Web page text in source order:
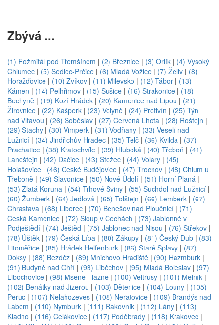
Zbývá ...
(1) Rožmitál pod Třemšínem | (2) Březnice | (3) Orlík | (4) Vysoký
Chlumec | (5) Sedlec-Prčice | (6) Mladá Vožice | (7) Želiv | (8)
Horažďovice | (10) Zvíkov | (11) Milevsko | (12) Tábor | (13)
Kámen | (14) Pelhřimov | (15) Sušice | (16) Strakonice | (18)
Bechyně | (19) Kozí Hrádek | (20) Kamenice nad Lipou | (21)
Žirovnice | (22) Kašperk | (23) Volyně | (24) Protivín | (25) Týn
nad Vltavou | (26) Soběslav | (27) Červená Lhota | (28) Roštejn |
(29) Stachy | (30) Vimperk | (31) Vodňany | (33) Veselí nad
Lužnicí | (34) Jindřichův Hradec | (35) Telč | (36) Kvilda | (37)
Prachatice | (38) Kratochvíle | (39) Hluboká | (40) Třeboň | (41)
Landštejn | (42) Dačice | (43) Stožec | (44) Volary | (45)
Holašovice | (46) České Budějovice | (47) Trocnov | (48) Chlum u
Třeboně | (49) Slavonice | (50) Nové Údolí | (51) Horní Planá |
(53) Zlatá Koruna | (54) Trhové Sviny | (55) Suchdol nad Lužnicí |
(60) Žumberk | (64) Jedlová | (65) Tolštejn | (66) Lemberk | (67)
Chrastava | (68) Liberec | (70) Benešov nad Ploučnicí | (71)
Česká Kamenice | (72) Sloup v Čechách | (73) Jablonné v
Podještědí | (74) Ještěd | (75) Jablonec nad Nisou | (76) Střekov |
(78) Úštěk | (79) Česká Lípa | (80) Zákupy | (81) Český Dub | (83)
Litoměřice | (85) Hrádek Helfenburk | (86) Staré Splavy | (87)
Doksy | (88) Bezděz | (89) Mnichovo Hradiště | (90) Hazmburk |
(91) Budyně nad Ohří | (93) Liběchov | (95) Mladá Boleslav | (97)
Libochovice | (98) Mšené - lázně | (100) Veltrusy | (101) Mělník |
(102) Benátky nad Jizerou | (103) Dětenice | (104) Louny | (105)
Peruc | (107) Nelahozeves | (108) Neratovice | (109) Brandýs nad
Labem | (110) Nymburk | (111) Rakovník | (112) Lány | (113)
Kladno | (116) Čelákovice | (117) Poděbrady | (118) Krakovec |